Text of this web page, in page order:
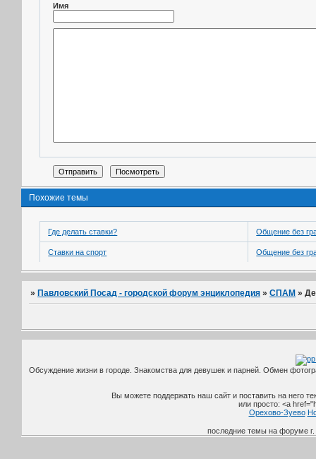
Имя
Похожие темы
Где делать ставки? Общение без
Ставки на спорт Общение без
»Павловский Посад - городской форум энциклопедия »СПАМ »
Обсуждение жизни в городе. Знакомства для девушек и парней. Обмен
Вы можете поддержать наш сайт и поставить на него
или просто: <a
Орехово-Зуево
последние темы на форуме